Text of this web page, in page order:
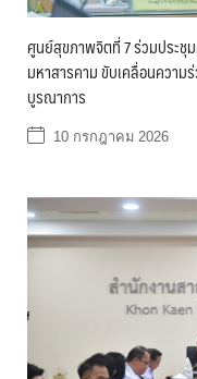
ศูนย์สุขภาพจิตที่ 7 ร่วมประ
มหาสารคาม ขับเคลื่อนควา
บูรณาการ
10 กรกฎาคม 2026